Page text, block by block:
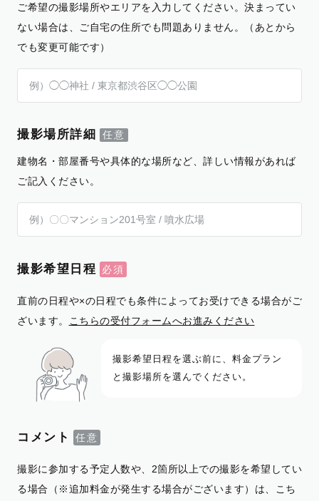
ご希望の撮影場所やエリアを入力してください。決まってい
ない場合は、ご自宅の住所でも問題ありません。（あとから
でも変更可能です）
撮影場所詳細
建物名・部屋番号や具体的な場所など、詳しい情報があれば
ご記入ください。
撮影希望日程
直前の日程や×の日程でも条件によってお受けできる場合がご
ざいます。
こちらの受付フォームへお進みください
撮影希望日程を選ぶ前に、料金プラン
と撮影場所を選んでください。
コメント
撮影に参加する予定人数や、2箇所以上での撮影を希望してい
る場合（※追加料金が発生する場合がございます）は、こち